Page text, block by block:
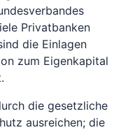
Privatbanken
die Einlagen
zum Eigenkapital
die gesetzliche
ausreichen; die